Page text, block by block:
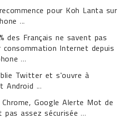
pour Koh Lanta sur
...
des Français ne savent pas
consommation Internet depuis
...
Twitter et s'ouvre à
Android ...
Google Alerte Mot de
pas assez sécurisée ...